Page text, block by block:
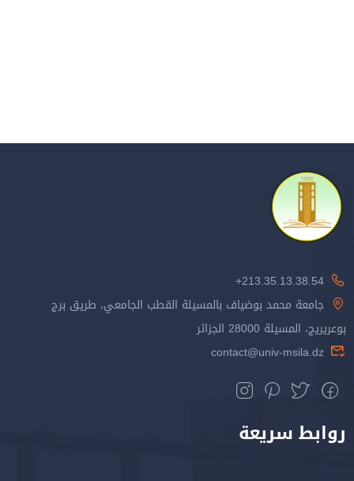
213.35.13.38.54+
جامعة محمد بوضياف بالمسيلة القطب الجامعي، طريق برج
بوعريريج، المسيلة 28000 الجزائر
contact@univ-msila.dz
روابط سريعة